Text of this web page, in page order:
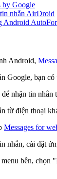
by Google
nhắn AirDroid
Android
Android,
Google, bạn
nhận tin
từ điện thoại
Messages for
nhắn, cài đặt
bên,